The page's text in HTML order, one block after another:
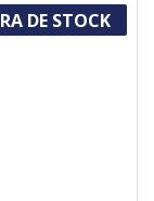
DE STOCK